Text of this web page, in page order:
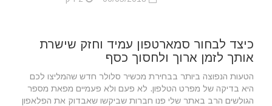
כיצד לבחור סמארטפון עמיד וחזק שישרת
אותך לזמן ארוך ולחסוך כסף
הטעות הנפוצה ביותר בבחירת מכשיר סלולר חדש שהמליצו לכם
היא בדיקה של מפרט הטלפון. לא פעם ולא פעמיים מפאת מספר
הגולשים הרב באתר שלי פנו חברות שביקשו שאבדוק את הפלאפון